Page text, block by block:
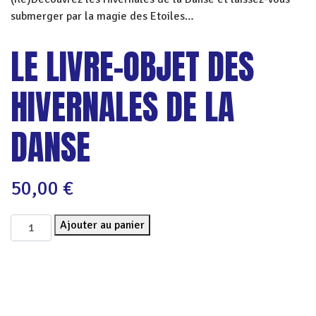
submerger par la magie des Etoiles…
LE LIVRE-OBJET DES
HIVERNALES DE LA
DANSE
50,00 €
quantité de Le Livre-Objet des Hivernales de la Danse
Ajouter au panier